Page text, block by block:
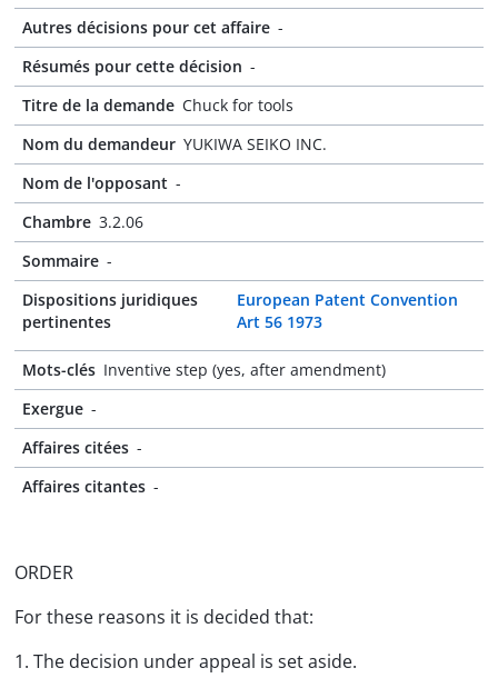
Autres décisions pour cet affaire -
Résumés pour cette décision -
Titre de la demande Chuck for tools
Nom du demandeur YUKIWA SEIKO INC.
Nom de l'opposant -
Chambre 3.2.06
Sommaire -
Dispositions juridiques
pertinentes
European Patent Convention
Art 56 1973
Mots-clés Inventive step (yes, after amendment)
Exergue -
Affaires citées -
Affaires citantes -
ORDER
For these reasons it is decided that:
1. The decision under appeal is set aside.